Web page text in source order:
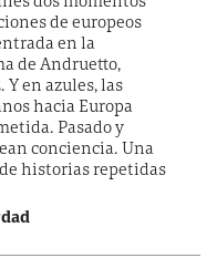
de europeos
en la
de Andruetto,
Y en azules, las
hacia Europa
Pasado y
conciencia. Una
historias repetidas